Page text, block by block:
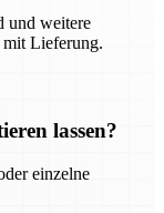
und weitere
mit Lieferung.
lassen?
einzelne